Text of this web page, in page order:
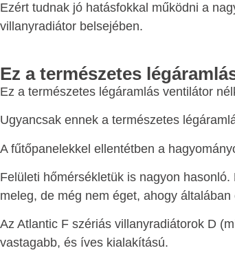
Ezért tudnak jó hatásfokkal működni a
villanyradiátor belsejében.
Ez a természetes
Ez a természetes légáramlás ventilátor
Ugyancsak ennek a természetes
A fűtőpanelekkel ellentétben a
Felületi hőmérsékletük is nagyon
meleg, de még nem éget, ahogy
Az Atlantic F szériás villanyradiátorok D
vastagabb, és íves kialakítású.